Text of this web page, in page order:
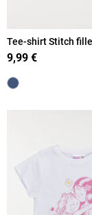
Tee-shirt Stitch
9,99 €